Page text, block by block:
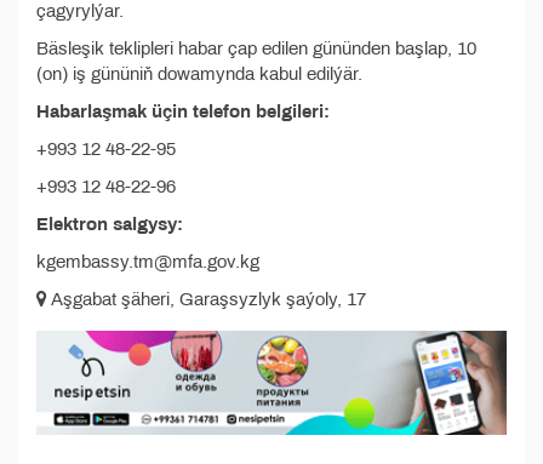
çagyrylýar.
Bäsleşik teklipleri habar çap edilen gününden başlap, 10
(on) iş gününiň dowamynda kabul edilýär.
Habarlaşmak üçin telefon belgileri:
+993 12 48-22-95
+993 12 48-22-96
Elektron salgysy:
kgembassy.tm@mfa.gov.kg
Aşgabat şäheri, Garaşsyzlyk şaýoly, 17